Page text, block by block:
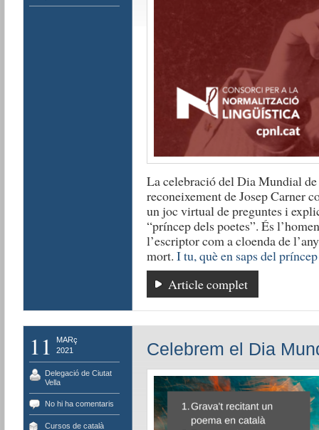
La celebració del Dia Mundial
reconeixement de Josep Carner
un joc virtual de preguntes i
“príncep dels poetes”. És
l’escriptor com a cloenda de
mort. I tu, què en saps del
Article complet
11
MARç
2021
Delegació de Ciutat
Vella
No hi ha comentaris
Cursos de català
Celebrem el Dia